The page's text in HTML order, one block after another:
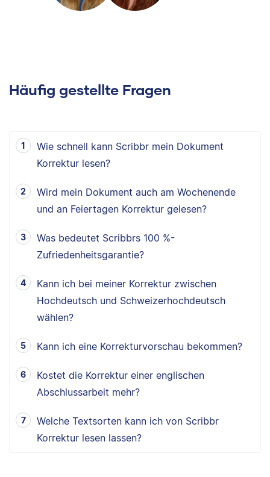
Häufig gestellte Fragen
Wie schnell kann Scribbr mein Dokument
Korrektur lesen?
Wird mein Dokument auch am Wochenende
und an Feiertagen Korrektur gelesen?
Was bedeutet Scribbrs 100 %-
Zufriedenheitsgarantie?
Kann ich bei meiner Korrektur zwischen
Hochdeutsch und Schweizerhochdeutsch
wählen?
Kann ich eine Korrekturvorschau bekommen?
Kostet die Korrektur einer englischen
Abschlussarbeit mehr?
Welche Textsorten kann ich von Scribbr
Korrektur lesen lassen?